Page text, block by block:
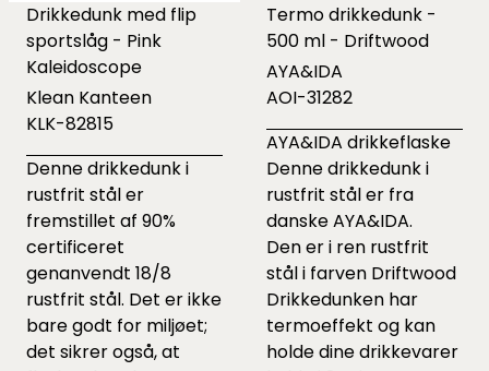
Drikkedunk med flip
sportslåg - Pink
Kaleidoscope
Klean Kanteen
KLK-82815
Denne drikkedunk i
rustfrit stål er
fremstillet af 90%
certificeret
genanvendt 18/8
rustfrit stål. Det er ikke
bare godt for miljøet;
det sikrer også, at
Termo drikkedunk -
500 ml - Driftwood
AYA&IDA
AOI-31282
AYA&IDA drikkeflaske
Denne drikkedunk i
rustfrit stål er fra
danske AYA&IDA.
Den er i ren rustfrit
stål i farven Driftwood
Drikkedunken har
termoeffekt og kan
holde dine drikkevarer